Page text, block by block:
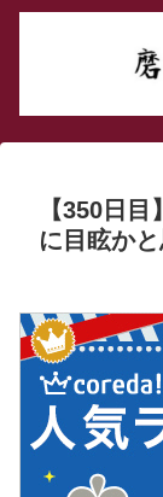
【350日
に目眩か